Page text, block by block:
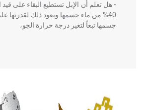
- هل تعلم أن الإبل تستطيع البقاء على
40% من ماء جسمها ويعود ذلك لقدرتها
جسمها تبعاً لتغير درجة حرارة الجو،
الحكم، الأدلة، تنظيم التغذية، ورسالته
له الفضل بأنه حرر الطب من الدين